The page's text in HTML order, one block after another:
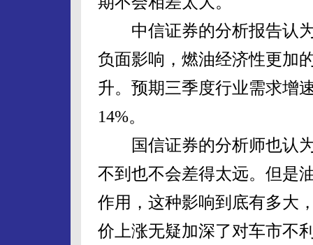
中信证券的分析报告认为
负面影响，燃油经济性更加
升。预期三季度行业需求增
14%。
国信证券的分析师也认为
不到也不会差得太远。但是
作用，这种影响到底有多大
价上涨无疑加深了对车市不